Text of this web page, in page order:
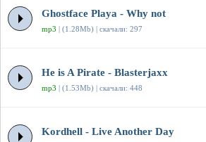
Ghostface Playa - Why not
mp3 | (1.28Mb) | скачали: 297
He is A Pirate - Blasterjaxx
mp3 | (1.53Mb) | скачали: 448
Kordhell - Live Another Day